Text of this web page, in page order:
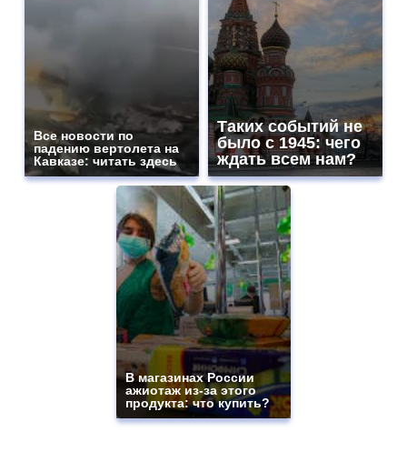
Все новости по
падению вертолета на
Кавказе: читать здесь
Таких событий не
было с 1945: чего
ждать всем нам?
В магазинах России
ажиотаж из-за этого
продукта: что купить?